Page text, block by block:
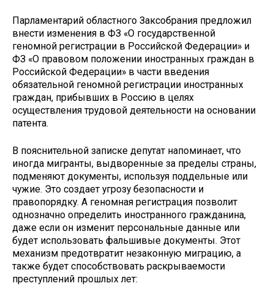
Парламентарий областного Заксобрания предложил
внести изменения в ФЗ «О государственной
геномной регистрации в Российской Федерации» и
ФЗ «О правовом положении иностранных граждан в
Российской Федерации» в части введения
обязательной геномной регистрации иностранных
граждан, прибывших в Россию в целях
осуществления трудовой деятельности на основании
патента.
В пояснительной записке депутат напоминает, что
иногда мигранты, выдворенные за пределы страны,
подменяют документы, используя поддельные или
чужие. Это создает угрозу безопасности и
правопорядку. А геномная регистрация позволит
однозначно определить иностранного гражданина,
даже если он изменит персональные данные или
будет использовать фальшивые документы. Этот
механизм предотвратит незаконную миграцию, а
также будет способствовать раскрываемости
преступлений прошлых лет: